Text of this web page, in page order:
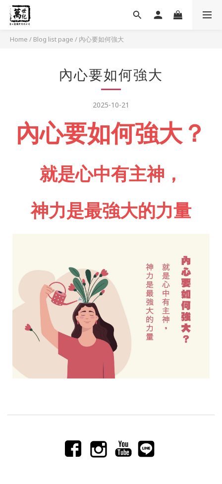
Home / Blog list page / 內心要如何強大
內心要如何強大
2025-10-21
內心要如何強大？
就是心中有主神，
神力是最強大的力量